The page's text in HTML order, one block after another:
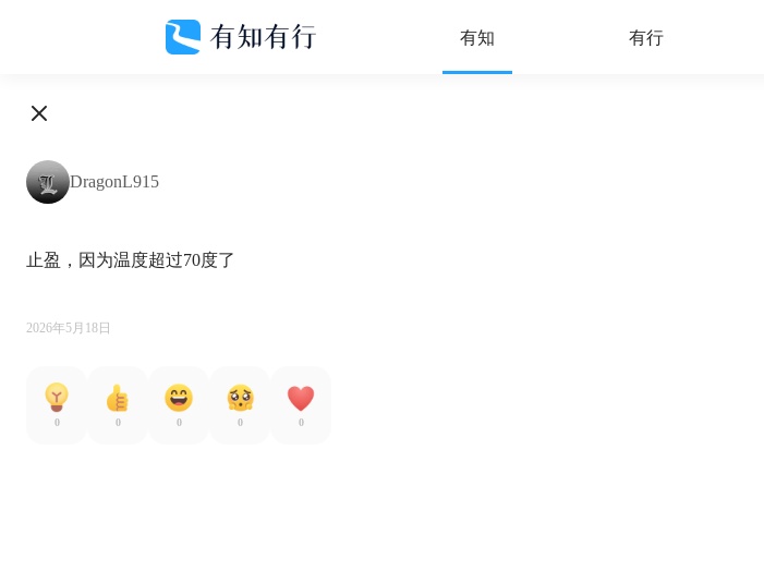
有知 有行
DragonL915
止盈，因为温度超过70度了
2026年5月18日
0 0 0 0 0